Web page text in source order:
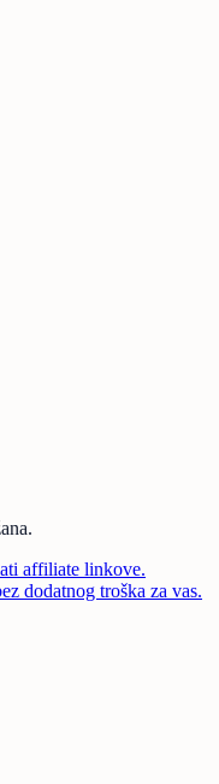
affiliate linkove.
dodatnog troška za vas.